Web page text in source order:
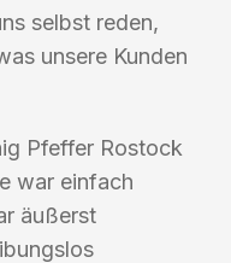
selbst reden,
unsere Kunden
Pfeffer Rostock
war einfach
äußerst